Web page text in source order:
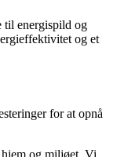
til energispild og
og et
for at opnå
og miljøet. Vi